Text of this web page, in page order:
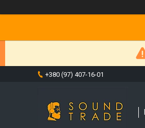
+380 (97) 407-16-01